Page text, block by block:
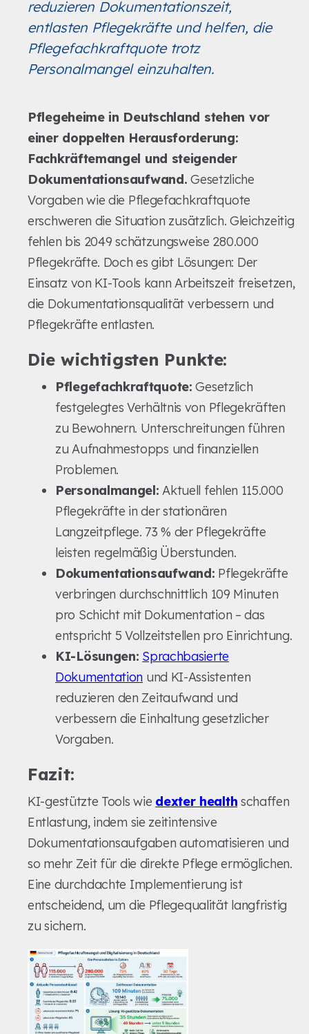
reduzieren Dokumentationszeit,
entlasten Pflegekräfte und helfen, die
Pflegefachkraftquote trotz
Personalmangel einzuhalten.
Pflegeheime in Deutschland stehen vor
einer doppelten Herausforderung:
Fachkräftemangel und steigender
Dokumentationsaufwand. Gesetzliche
Vorgaben wie die Pflegefachkraftquote
erschweren die Situation zusätzlich. Gleichzeitig
fehlen bis 2049 schätzungsweise 280.000
Pflegekräfte. Doch es gibt Lösungen: Der
Einsatz von KI-Tools kann Arbeitszeit freisetzen,
die Dokumentationsqualität verbessern und
Pflegekräfte entlasten.
Die wichtigsten Punkte:
Pflegefachkraftquote: Gesetzlich
festgelegtes Verhältnis von Pflegekräften
zu Bewohnern. Unterschreitungen führen
zu Aufnahmestopps und finanziellen
Problemen.
Personalmangel: Aktuell fehlen 115.000
Pflegekräfte in der stationären
Langzeitpflege. 73 % der Pflegekräfte
leisten regelmäßig Überstunden.
Dokumentationsaufwand: Pflegekräfte
verbringen durchschnittlich 109 Minuten
pro Schicht mit Dokumentation – das
entspricht 5 Vollzeitstellen pro Einrichtung.
KI-Lösungen: Sprachbasierte
Dokumentation und KI-Assistenten
reduzieren den Zeitaufwand und
verbessern die Einhaltung gesetzlicher
Vorgaben.
Fazit:
KI-gestützte Tools wie dexter health schaffen
Entlastung, indem sie zeitintensive
Dokumentationsaufgaben automatisieren und
so mehr Zeit für die direkte Pflege ermöglichen.
Eine durchdachte Implementierung ist
entscheidend, um die Pflegequalität langfristig
zu sichern.